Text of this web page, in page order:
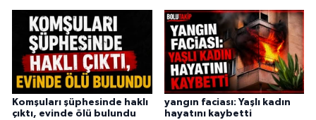
Komşuları şüphesinde haklı
çıktı, evinde ölü bulundu
yangın faciası: Yaşlı kadın
hayatını kaybetti